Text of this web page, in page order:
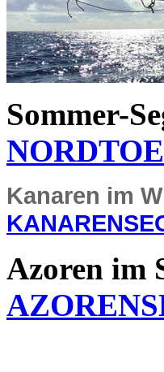
Sommer-
Kanaren im
Azoren im